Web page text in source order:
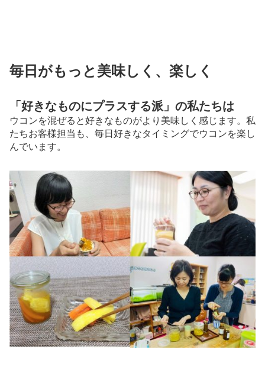
毎日がもっと美味しく、楽しく
「好きなものにプラスする派」の私たちは
ウコンを混ぜると好きなものがより美味しく感じます。私
たちお客様担当も、毎日好きなタイミングでウコンを楽し
んでいます。